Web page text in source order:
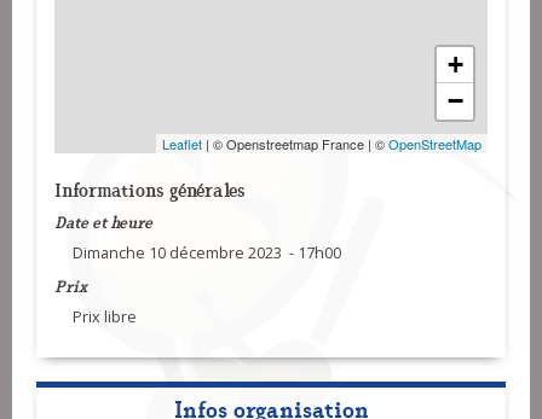
+
−
Leaflet | © Openstreetmap France | ©OpenStreetMap
Informations générales
Date et heure
Dimanche 10 décembre 2023 - 17h00
Prix
Prix libre
Infos organisation